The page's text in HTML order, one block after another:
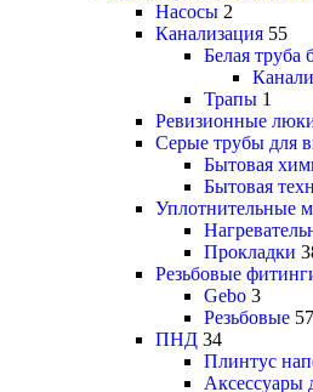
Насосы 2
Канализация 55
Белая труба
Трапы 1
Ревизионные
Серые трубы для
Бытовая
Бытовая
Уплотнительные
Прокладки
Резьбовые
Gebo 3
Резьбовые 57
ПНД 34
Плинтус
Аксессуары